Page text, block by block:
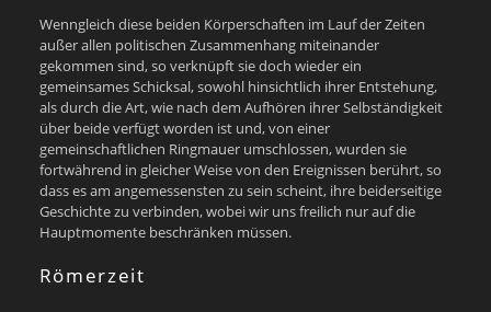
Wenngleich diese beiden Körperschaften im Lauf der Zeiten
außer allen politischen Zusammenhang miteinander
gekommen sind, so verknüpft sie doch wieder ein
gemeinsames Schicksal, sowohl hinsichtlich ihrer Entstehung,
als durch die Art, wie nach dem Aufhören ihrer Selbständigkeit
über beide verfügt worden ist und, von einer
gemeinschaftlichen Ringmauer umschlossen, wurden sie
fortwährend in gleicher Weise von den Ereignissen berührt, so
dass es am angemessensten zu sein scheint, ihre beiderseitige
Geschichte zu verbinden, wobei wir uns freilich nur auf die
Hauptmomente beschränken müssen.
Römerzeit